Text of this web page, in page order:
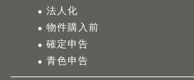
法人化
物件購入前
確定申告
青色申告